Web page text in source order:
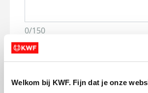
Welkom bij KWF. Fijn dat je onze
0/150
Naam die op de pagina verschijnt
Volgende